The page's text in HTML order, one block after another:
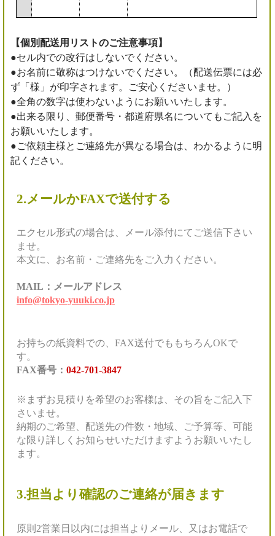
【個別配送用リストのご注意事項】
●セル内での改行はしないでください。
●お名前に敬称はつけないでください。（配送伝票には必
ず「様」が印字されます。ご安心くださいませ。）
●全角の数字は使わないようにお願いいたします。
●出来る限り、郵便番号・都道府県名についてもご記入を
お願いいたします。
●ご依頼主様とご連絡先が異なる場合は、わかるように明
記ください。
2.メールかFAXで送付する
エクセル形式の場合は、メール添付にてご送信下さい
ませ。
本文に、お名前・ご連絡先をご入力ください。
MAIL：メールアドレス
info@tokyo-yuuki.co.jp
お持ちの紙資料での、FAX送付でももちろんOKで
す。
FAX番号： 042-701-3847
※まずお見積りを希望のお客様は、その旨をご記入下
さいませ。
納期のご希望、配送先の件数・地域、ご予算等、可能
な限り詳しくお知らせいただけますようお願いいたし
ます。
3.担当より確認のご連絡が届きます
原則2営業日以内には担当よりメール、又はお電話で